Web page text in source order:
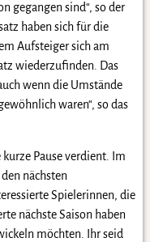
gegangen sind“, so der
haben sich für die
Aufsteiger sich am
wiederzufinden. Das
wenn die Umstände
waren“, so das
Pause verdient. Im
nächsten
Spielerinnen, die
nächste Saison haben
möchten. Ihr seid